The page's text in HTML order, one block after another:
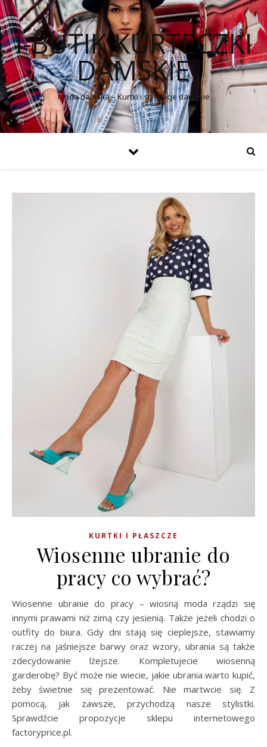
I-BUTIK KURTECZKI
DAMSKIE
Moda damska – Kurtki i stylizacje damskie
KURTKI I PŁASZCZE
Wiosenne ubranie do
pracy co wybrać?
Wiosenne ubranie do pracy – wiosną moda rządzi się
innymi prawami niż zimą czy jesienią. Także jeżeli chodzi o
outfity do biura. Gdy dni stają się cieplejsze, stawiamy
raczej na jaśniejsze barwy oraz wzory, ubrania są także
zdecydowanie lżejsze. Kompletujecie wiosenną
garderobę? Być może nie wiecie, jakie ubrania warto kupić,
żeby świetnie się prezentować. Nie martwcie się. Z
pomocą, jak zawsze, przychodzą nasze stylistki.
Sprawdźcie propozycje sklepu internetowego
factoryprice.pl.